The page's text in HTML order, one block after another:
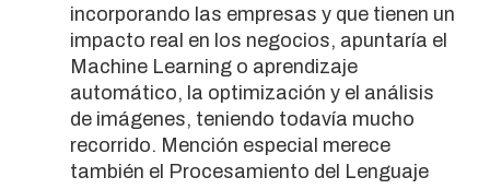
incorporando las empresas y que tienen un
impacto real en los negocios, apuntaría el
Machine Learning o aprendizaje
automático, la optimización y el análisis
de imágenes, teniendo todavía mucho
recorrido. Mención especial merece
también el Procesamiento del Lenguaje